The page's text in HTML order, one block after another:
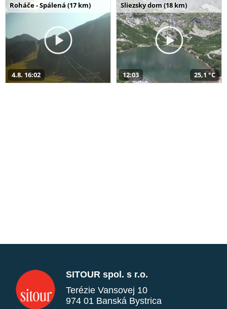
Roháče - Spálená (17 km)
4.8. 16:02
Sliezsky dom (18 km)
12:03 25,1 °C
SITOUR spol. s r.o.
Terézie Vansovej 10
974 01 Banská Bystrica